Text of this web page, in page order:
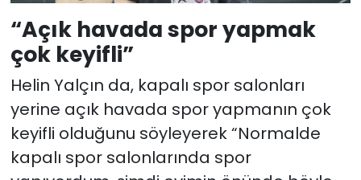
“Açık havada spor yapmak
çok keyifli”
Helin Yalçın da, kapalı spor salonları
yerine açık havada spor yapmanın çok
keyifli olduğunu söyleyerek “Normalde
kapalı spor salonlarında spor